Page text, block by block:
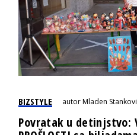
BIZSTYLE autorMladen
Povratak u detinjstvo: